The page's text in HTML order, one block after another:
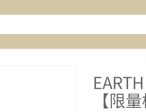
【限量